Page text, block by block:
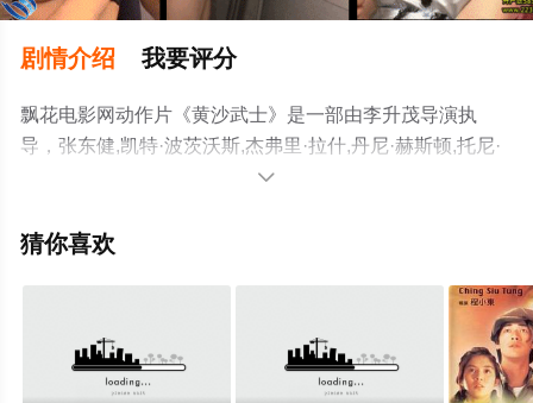
剧情介绍 我要评分
飘花电影网动作片《黄沙武士》是一部由李升茂导演执
导，张东健,凯特·波茨沃斯,杰弗里·拉什,丹尼·赫斯顿,托尼·
考克斯,狄龙等演员精彩演绎的新西兰,韩国电影，手机免费
信息可移步至豆瓣电影、电视猫或剧情网等平台了解。

猜你喜欢